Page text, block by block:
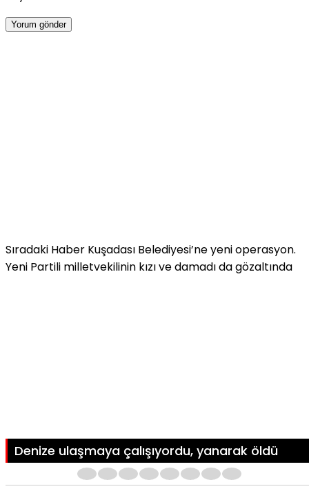
Sıradaki Haber Kuşadası Belediyesi’ne yeni operasyon.
Yeni Partili milletvekilinin kızı ve damadı da gözaltında
Denize ulaşmaya çalışıyordu, yanarak öldü